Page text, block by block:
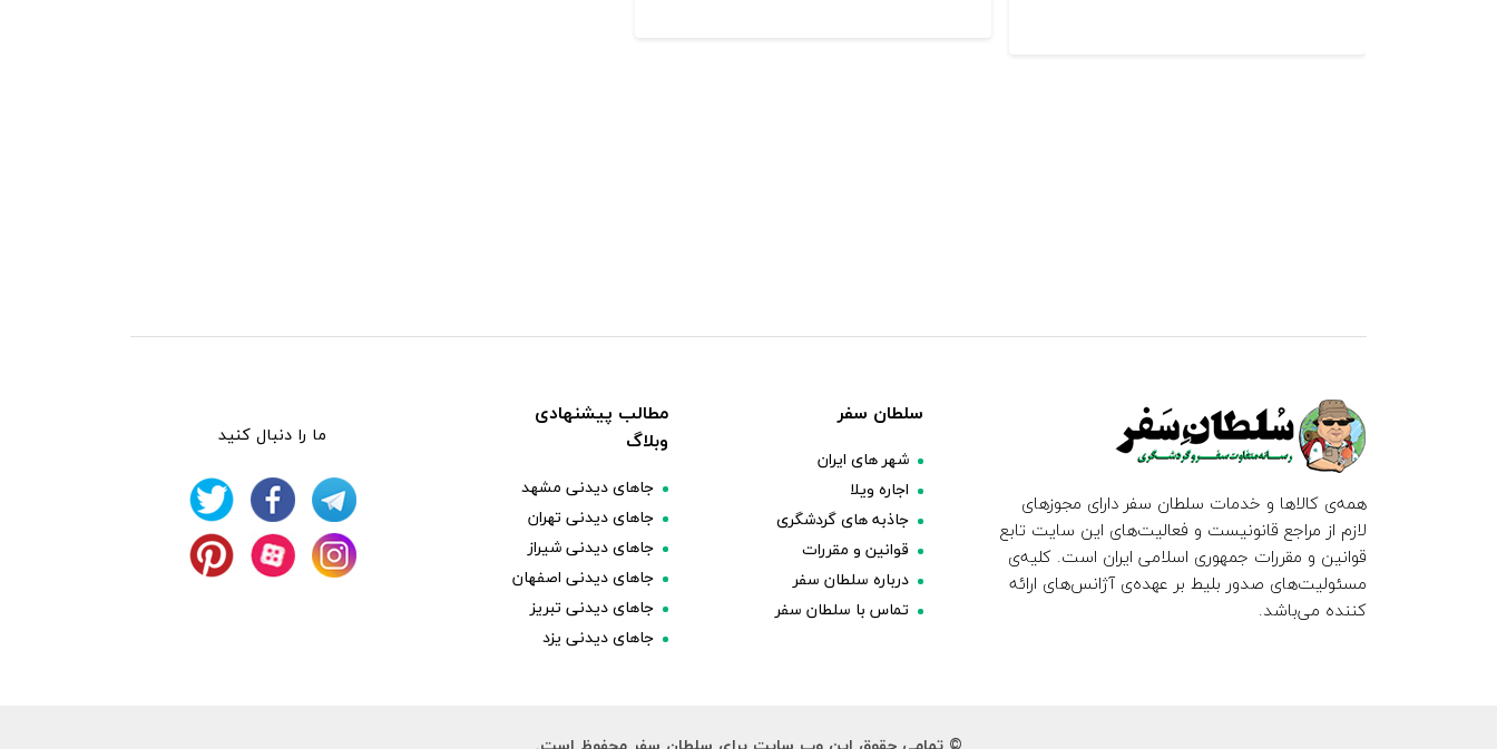
همه‌ی کالاها و خدمات سلطان سفر دارای مجوزهای
لازم از مراجع قانونیست و فعالیت‌های این سایت تابع
قوانین و مقررات جمهوری اسلامی ایران است. کلیه‌ی
مسئولیت‌های صدور بلیط بر عهده‌ی آژانس‌های ارائه
کننده می‌باشد.
سلطان سفر
شهر های ایران
اجاره ویلا
جاذبه های گردشگری
قوانین و مقررات
درباره سلطان سفر
تماس با سلطان سفر
مطالب پیشنهادی
وبلاگ
جاهای دیدنی مشهد
جاهای دیدنی تهران
جاهای دیدنی شیراز
جاهای دیدنی اصفهان
جاهای دیدنی تبریز
جاهای دیدنی یزد
ما را دنبال کنید